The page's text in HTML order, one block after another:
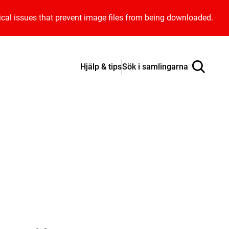
issues that prevent image files from being downloaded.
Hjälp & tipsSök i samlingarna